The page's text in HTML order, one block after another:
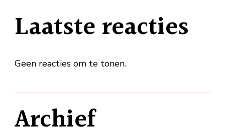
Laatste reacties
Geen reacties om te tonen.
Archief